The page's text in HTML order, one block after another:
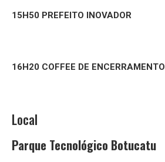
15H50 PREFEITO INOVADOR
16H20 COFFEE DE ENCERRAMENTO
Local
Parque Tecnológico Botucatu